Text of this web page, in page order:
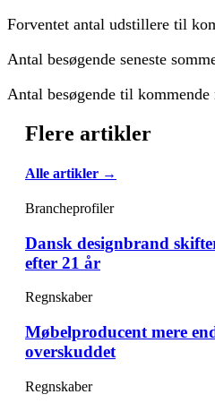
Forventet antal udstillere til
Antal besøgende seneste
Antal besøgende til kommende
Flere artikler
Alle artikler →
Brancheprofiler
Dansk designbrand
efter 21 år
Regnskaber
Møbelproducent mere
overskuddet
Regnskaber